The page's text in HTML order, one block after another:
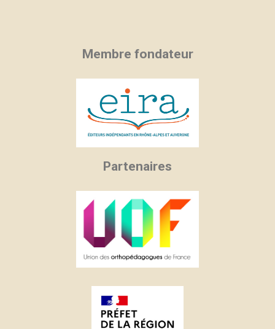
Membre fondateur
Partenaires